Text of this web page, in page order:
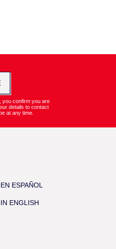
you confirm you are
details to contact
at any time.
EN ESPAÑOL
IN ENGLISH